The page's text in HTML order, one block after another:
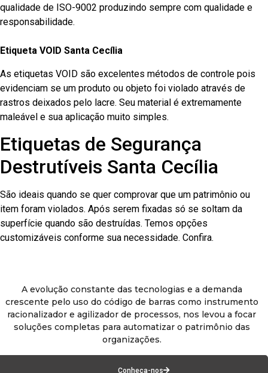
qualidade de ISO-9002 produzindo sempre com qualidade e
responsabilidade.
Etiqueta VOID Santa Cecília
As etiquetas VOID são excelentes métodos de controle pois
evidenciam se um produto ou objeto foi violado através de
rastros deixados pelo lacre. Seu material é extremamente
maleável e sua aplicação muito simples.
Etiquetas de Segurança
Destrutíveis Santa Cecília
São ideais quando se quer comprovar que um patrimônio ou
item foram violados. Após serem fixadas só se soltam da
superfície quando são destruídas. Temos opções
customizáveis conforme sua necessidade. Confira.
A evolução constante das tecnologias e a demanda
crescente pelo uso do código de barras como instrumento
racionalizador e agilizador de processos, nos levou a focar
soluções completas para automatizar o patrimônio das
organizações.
Conheça-nos